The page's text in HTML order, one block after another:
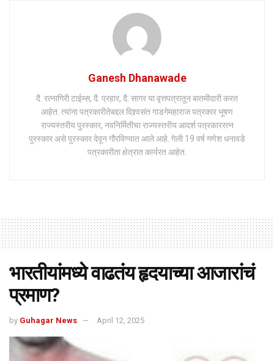
Ganesh Dhanawade
दै. रत्नागिरी टाईम्स, दै. प्रहार, दै. सागर या वृत्तपत्रातून बातमीदारी करत
आहेत. त्यांना पत्रकारीतेबद्दल विश्र्वसंत गाडगेमहाराज पत्रकार भूषण
राज्यस्तरीय पुरस्कार, नवनिर्मितीचा राज्यस्तरीय आदर्श पत्रकाररत्न
पुरस्कार असे पुरस्कार देवून गौरविण्यात आले आहे. गेली 19 वर्ष गणेश धनावडे
पत्रकारीता क्षेत्रात कार्यरत आहेत.
भारतीयांमध्ये वाढतंय हृदयाच्या आजारांचं
प्रमाण?
by Guhagar News April 12, 2025